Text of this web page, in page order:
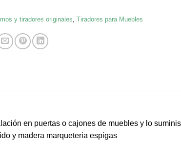
y tiradores originales,Tiradores para Muebles
en puertas o cajones de muebles y lo
y madera marqueteria espigas